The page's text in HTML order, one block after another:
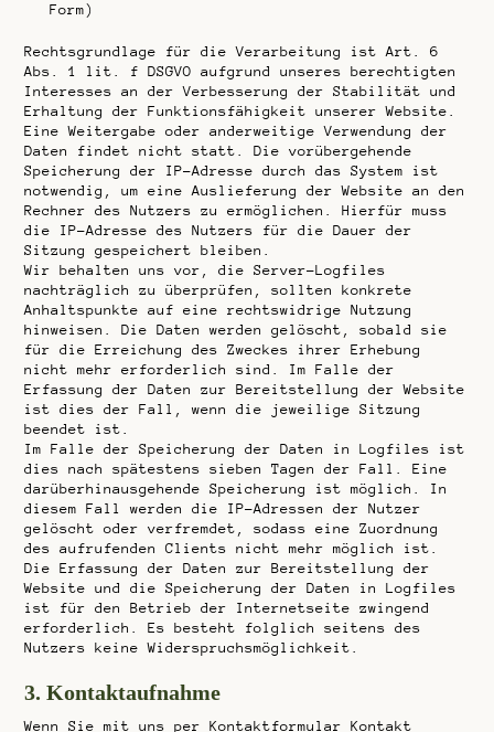
Form)
Rechtsgrundlage für die Verarbeitung ist Art. 6
Abs. 1 lit. f DSGVO aufgrund unseres berechtigten
Interesses an der Verbesserung der Stabilität und
Erhaltung der Funktionsfähigkeit unserer Website.
Eine Weitergabe oder anderweitige Verwendung der
Daten findet nicht statt. Die vorübergehende
Speicherung der IP-Adresse durch das System ist
notwendig, um eine Auslieferung der Website an den
Rechner des Nutzers zu ermöglichen. Hierfür muss
die IP-Adresse des Nutzers für die Dauer der
Sitzung gespeichert bleiben.
Wir behalten uns vor, die Server-Logfiles
nachträglich zu überprüfen, sollten konkrete
Anhaltspunkte auf eine rechtswidrige Nutzung
hinweisen. Die Daten werden gelöscht, sobald sie
für die Erreichung des Zweckes ihrer Erhebung
nicht mehr erforderlich sind. Im Falle der
Erfassung der Daten zur Bereitstellung der Website
ist dies der Fall, wenn die jeweilige Sitzung
beendet ist.
Im Falle der Speicherung der Daten in Logfiles ist
dies nach spätestens sieben Tagen der Fall. Eine
darüberhinausgehende Speicherung ist möglich. In
diesem Fall werden die IP-Adressen der Nutzer
gelöscht oder verfremdet, sodass eine Zuordnung
des aufrufenden Clients nicht mehr möglich ist.
Die Erfassung der Daten zur Bereitstellung der
Website und die Speicherung der Daten in Logfiles
ist für den Betrieb der Internetseite zwingend
erforderlich. Es besteht folglich seitens des
Nutzers keine Widerspruchsmöglichkeit.
3. Kontaktaufnahme
Wenn Sie mit uns per Kontaktformular Kontakt